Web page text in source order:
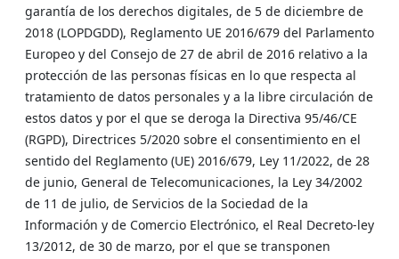
garantía de los derechos digitales, de 5 de diciembre de
2018 (LOPDGDD), Reglamento UE 2016/679 del Parlamento
Europeo y del Consejo de 27 de abril de 2016 relativo a la
protección de las personas físicas en lo que respecta al
tratamiento de datos personales y a la libre circulación de
estos datos y por el que se deroga la Directiva 95/46/CE
(RGPD), Directrices 5/2020 sobre el consentimiento en el
sentido del Reglamento (UE) 2016/679, Ley 11/2022, de 28
de junio, General de Telecomunicaciones, la Ley 34/2002
de 11 de julio, de Servicios de la Sociedad de la
Información y de Comercio Electrónico, el Real Decreto-ley
13/2012, de 30 de marzo, por el que se transponen